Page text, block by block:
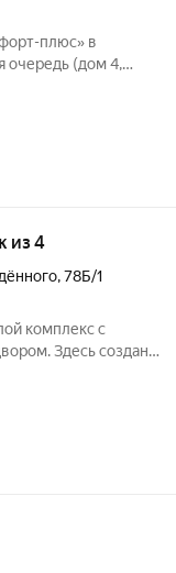
плюс» в
очередь (дом 4,
объединяет
из 4
,78Б/1
комплекс с
Здесь создана
Ровные стены: